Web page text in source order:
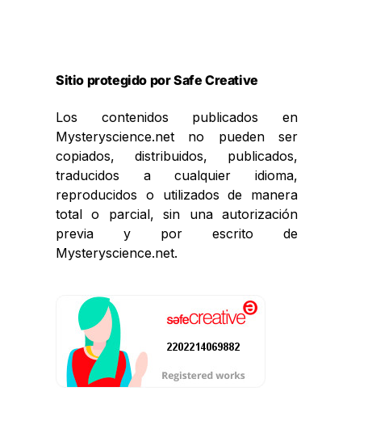
Sitio protegido por Safe Creative
Los contenidos publicados en
Mysteryscience.net no pueden ser
copiados, distribuidos, publicados,
traducidos a cualquier idioma,
reproducidos o utilizados de manera
total o parcial, sin una autorización
previa y por escrito de
Mysteryscience.net.